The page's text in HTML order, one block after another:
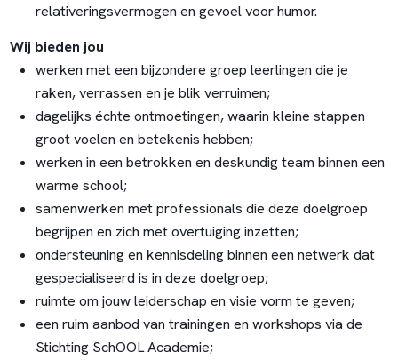
relativeringsvermogen en gevoel voor humor.
Wij bieden jou
werken met een bijzondere groep leerlingen die je
raken, verrassen en je blik verruimen;
dagelijks échte ontmoetingen, waarin kleine stappen
groot voelen en betekenis hebben;
werken in een betrokken en deskundig team binnen een
warme school;
samenwerken met professionals die deze doelgroep
begrijpen en zich met overtuiging inzetten;
ondersteuning en kennisdeling binnen een netwerk dat
gespecialiseerd is in deze doelgroep;
ruimte om jouw leiderschap en visie vorm te geven;
een ruim aanbod van trainingen en workshops via de
Stichting SchOOL Academie;